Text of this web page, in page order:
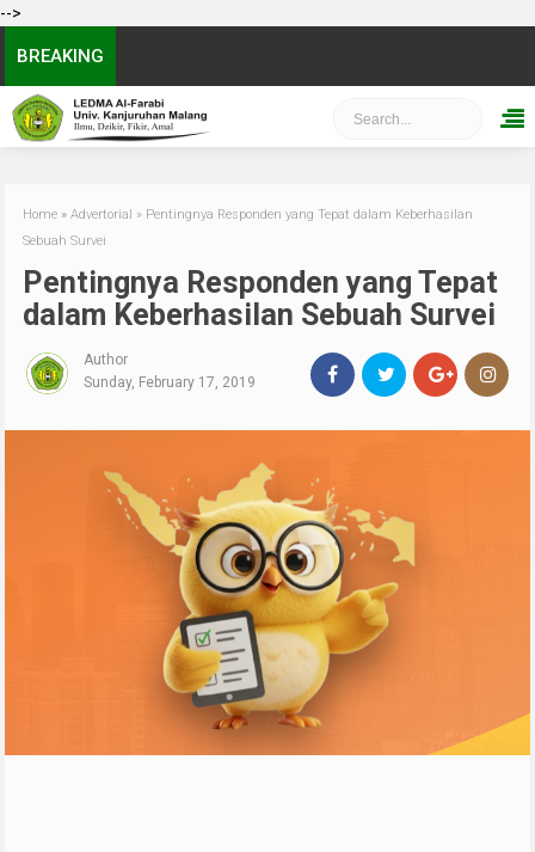
-->
BREAKING
Home »Advertorial » Pentingnya Responden yang Tepat dalam Keberhasilan
Sebuah Survei
Pentingnya Responden yang Tepat
dalam Keberhasilan Sebuah Survei
Author
Sunday, February 17, 2019